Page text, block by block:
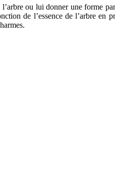
ou lui donner une forme
de l’essence de l’arbre en